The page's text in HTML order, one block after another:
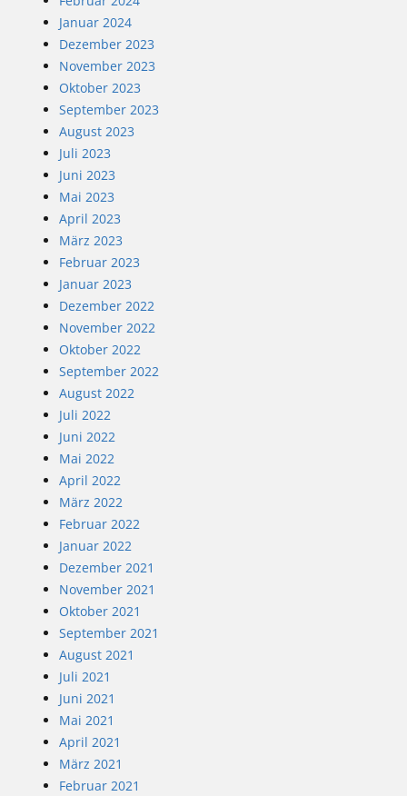
Januar 2024
Dezember 2023
November 2023
Oktober 2023
September 2023
August 2023
Juli 2023
Juni 2023
Mai 2023
April 2023
März 2023
Februar 2023
Januar 2023
Dezember 2022
November 2022
Oktober 2022
September 2022
August 2022
Juli 2022
Juni 2022
Mai 2022
April 2022
März 2022
Februar 2022
Januar 2022
Dezember 2021
November 2021
Oktober 2021
September 2021
August 2021
Juli 2021
Juni 2021
Mai 2021
April 2021
März 2021
Februar 2021